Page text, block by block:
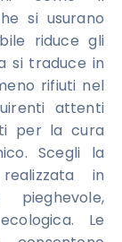
si usurano
riduce gli
si traduce in
rifiuti nel
attenti
per la cura
Scegli la
in
Le